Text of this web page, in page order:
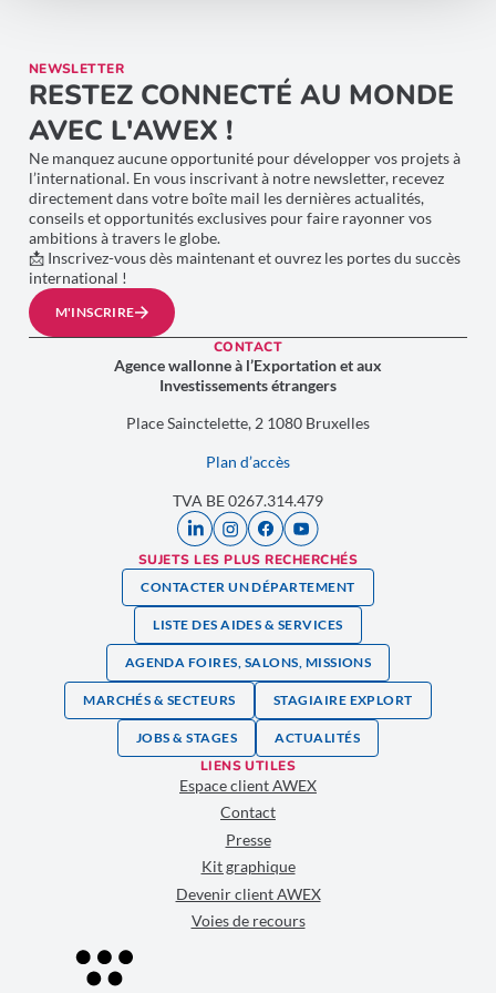
NEWSLETTER
RESTEZ CONNECTÉ AU MONDE
AVEC L'AWEX !
Ne manquez aucune opportunité pour développer vos projets à
l’international. En vous inscrivant à notre newsletter, recevez
directement dans votre boîte mail les dernières actualités,
conseils et opportunités exclusives pour faire rayonner vos
ambitions à travers le globe.
📩 Inscrivez-vous dès maintenant et ouvrez les portes du succès
international !
M'INSCRIRE
CONTACT
Agence wallonne à l’Exportation et aux
Investissements étrangers
Place Sainctelette, 2 1080 Bruxelles
Plan d’accès
TVA BE 0267.314.479
SUJETS LES PLUS RECHERCHÉS
CONTACTER UN DÉPARTEMENT
LISTE DES AIDES & SERVICES
AGENDA FOIRES, SALONS, MISSIONS
MARCHÉS & SECTEURS STAGIAIRE EXPLORT
JOBS & STAGES ACTUALITÉS
LIENS UTILES
Espace client AWEX
Contact
Presse
Kit graphique
Devenir client AWEX
Voies de recours